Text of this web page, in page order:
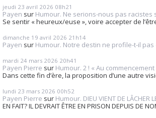
jeudi 23 avril 2026 08h21
Payen sur Humour. Ne serions-nous pas racistes
Se sentir « heureux/euse », voire accepter de
dimanche 19 avril 2026 21h14
Payen sur Humour. Notre destin ne profile-t-il pas
mardi 24 mars 2026 20h41
Payen Pierre sur Humour. 2 ! « Au
Dans cette fin d’ère, la proposition d’une autre
lundi 23 mars 2026 00h52
Payen Pierre sur Humour. DIEU VIENT DE LÂCHER
EN FAIT? IL DEVRAIT ÊTRE EN PRISON DEPUIS DE